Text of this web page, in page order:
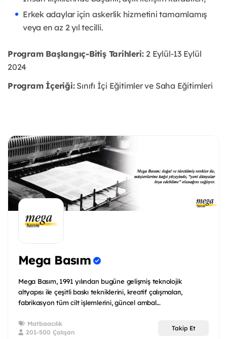
Erkek adaylar için askerlik hizmetini tamamlamış
veya en az 2 yıl tecilli.
Program Başlangıç-Bitiş Tarihleri: 2 Eylül-13 Eylül
2024
Program İçeriği:Sınıfı İçi Eğitimler ve Saha Eğitimleri
Mega Basım
Mega Basım, 1991 yılından bugüne gelişmiş teknolojik
altyapısı ile çeşitli baskı tekniklerini, kreatif çalışmaları,
fabrikasyon tüm cilt işlemlerini, güncel ambal...
Matbaacılık
201-500 Çalışan
Takip Et